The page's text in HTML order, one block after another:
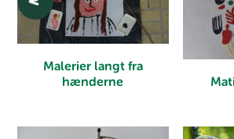
Malerier langt fra
hænderne
Menu